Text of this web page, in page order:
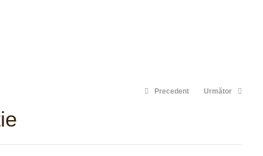
Precedent
2.875lei
Următor